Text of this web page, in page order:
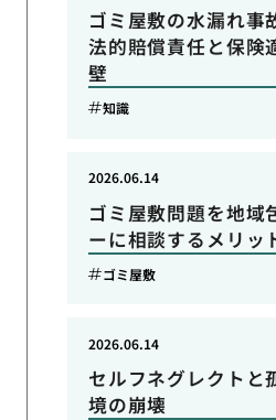
ゴミ屋敷の水漏れ事
法的賠償責任と保険
壁
知識
ゴミ屋敷問題を地域
ーに相談するメリッ
2026.06.14
ゴミ屋敷
セルフネグレクトと
境の崩壊
2026.06.14